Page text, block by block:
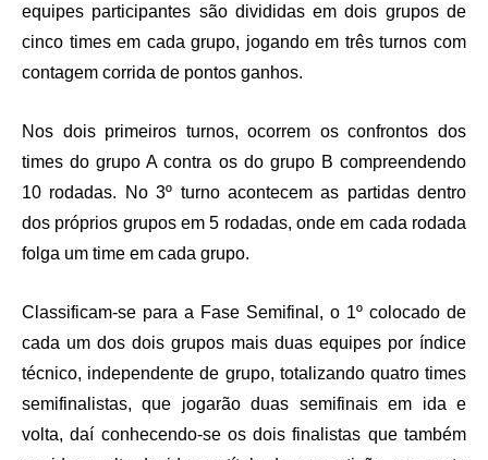
equipes participantes são divididas em dois grupos de
cinco times em cada grupo, jogando em três turnos com
contagem corrida de pontos ganhos.
Nos dois primeiros turnos, ocorrem os confrontos dos
times do grupo A contra os do grupo B compreendendo
10 rodadas. No 3º turno acontecem as partidas dentro
dos próprios grupos em 5 rodadas, onde em cada rodada
folga um time em cada grupo.
Classificam-se para a Fase Semifinal, o 1º colocado de
cada um dos dois grupos mais duas equipes por índice
técnico, independente de grupo, totalizando quatro times
semifinalistas, que jogarão duas semifinais em ida e
volta, daí conhecendo-se os dois finalistas que também